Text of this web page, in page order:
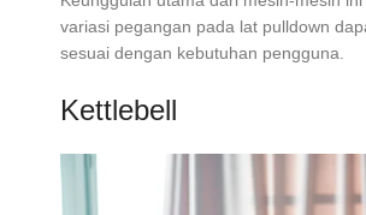
variasi pegangan pada lat pulldown
sesuai dengan kebutuhan pengguna.
Kettlebell